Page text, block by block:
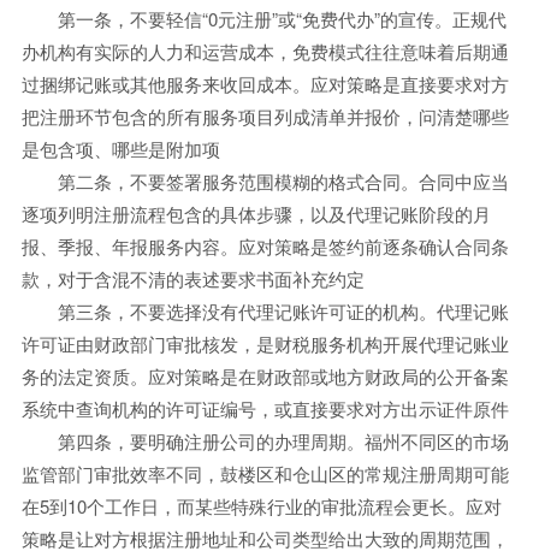
第一条，不要轻信“0元注册”或“免费代办”的宣传。正规代
办机构有实际的人力和运营成本，免费模式往往意味着后期通
过捆绑记账或其他服务来收回成本。应对策略是直接要求对方
把注册环节包含的所有服务项目列成清单并报价，问清楚哪些
是包含项、哪些是附加项
第二条，不要签署服务范围模糊的格式合同。合同中应当
逐项列明注册流程包含的具体步骤，以及代理记账阶段的月
报、季报、年报服务内容。应对策略是签约前逐条确认合同条
款，对于含混不清的表述要求书面补充约定
第三条，不要选择没有代理记账许可证的机构。代理记账
许可证由财政部门审批核发，是财税服务机构开展代理记账业
务的法定资质。应对策略是在财政部或地方财政局的公开备案
系统中查询机构的许可证编号，或直接要求对方出示证件原件
第四条，要明确注册公司的办理周期。福州不同区的市场
监管部门审批效率不同，鼓楼区和仓山区的常规注册周期可能
在5到10个工作日，而某些特殊行业的审批流程会更长。应对
策略是让对方根据注册地址和公司类型给出大致的周期范围，